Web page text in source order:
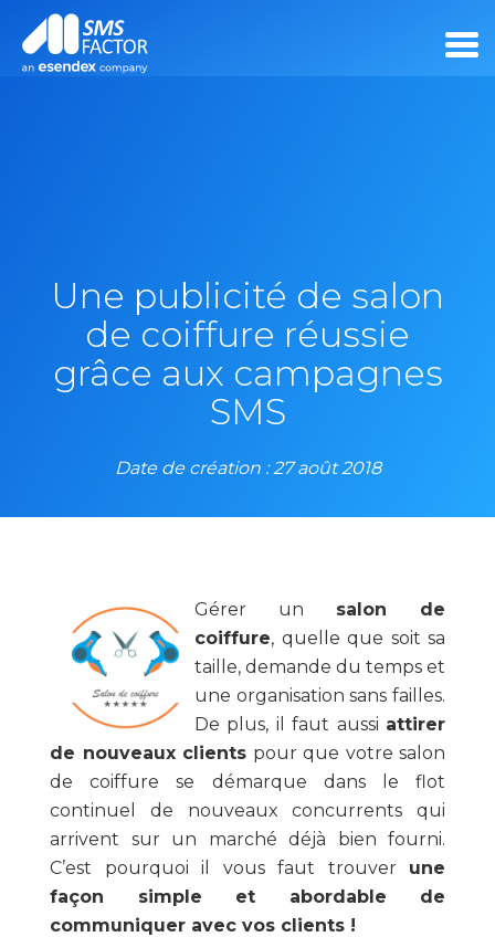
Une publicité de salon
de coiffure réussie
grâce aux campagnes
SMS
Date de création : 27 août 2018
Gérer un salon de
coiffure, quelle que soit sa
taille, demande du temps et
une organisation sans failles.
De plus, il faut aussi attirer
de nouveaux clients pour que votre salon
de coiffure se démarque dans le flot
continuel de nouveaux concurrents qui
arrivent sur un marché déjà bien fourni.
C’est pourquoi il vous faut trouver une
façon simple et abordable de
communiquer avec vos clients !